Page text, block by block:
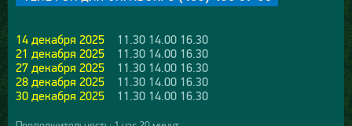
14 декабря 2025 11.30 14.00 16.30
21 декабря 2025 11.30 14.00 16.30
27 декабря 2025 11.30 14.00 16.30
28 декабря 2025 11.30 14.00 16.30
30 декабря 2025 11.30 14.00 16.30